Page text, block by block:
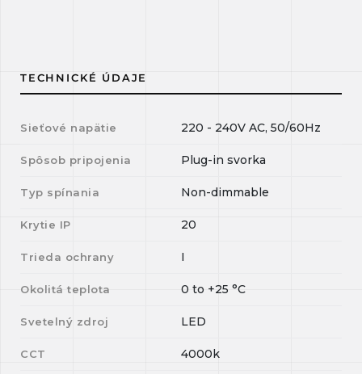
TECHNICKÉ ÚDAJE
Sieťové napätie 220 - 240V AC, 50/60Hz
Spôsob pripojenia Plug-in svorka
Typ spínania Non-dimmable
Krytie IP 20
Trieda ochrany I
Okolitá teplota 0 to +25 °C
Svetelný zdroj LED
CCT 4000k